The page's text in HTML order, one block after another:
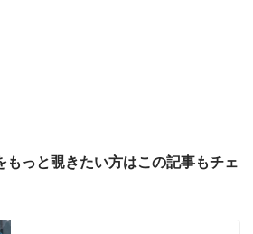
っと覗きたい方はこの記事もチェ